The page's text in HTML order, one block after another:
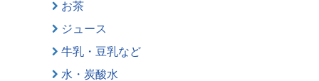
お茶
ジュース
牛乳・豆乳など
水・炭酸水